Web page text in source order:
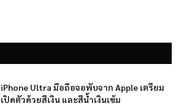
iPhone Ultra มือถือจอพับจาก Apple เตรียม
เปิดตัวด้วยสีเงิน และสีน้ำเงินเข้ม